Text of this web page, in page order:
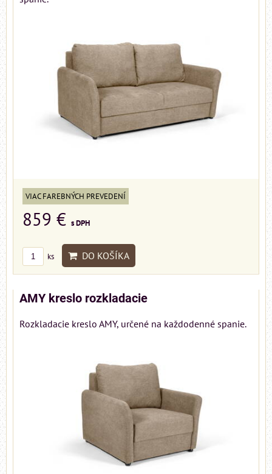
VIAC FAREBNÝCH PREVEDENÍ
859 € s DPH
ks DO KOŠÍKA
AMY kreslo rozkladacie
Rozkladacie kreslo AMY, určené na každodenné spanie.